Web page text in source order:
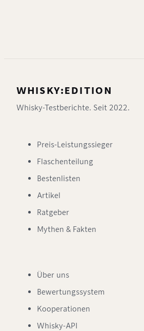
WHISKY:EDITION
Whisky-Testberichte. Seit 2022.
Preis-Leistungssieger
Flaschenteilung
Bestenlisten
Artikel
Ratgeber
Mythen & Fakten
Über uns
Bewertungssystem
Kooperationen
Whisky-API